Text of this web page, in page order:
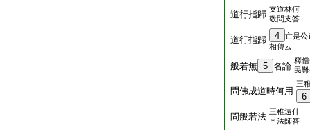
道行指歸 支道林何
敬問支答
道行指歸 4
亡是公
相傳云
般若無 5 名論
釋
民
問佛成道時何用
王
6
問般若法 王稚遠什
＊法師答